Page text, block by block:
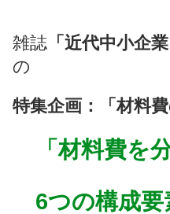
雑誌 「近代中小
の
特集企画：「材料費
「材料費を
6つの構成